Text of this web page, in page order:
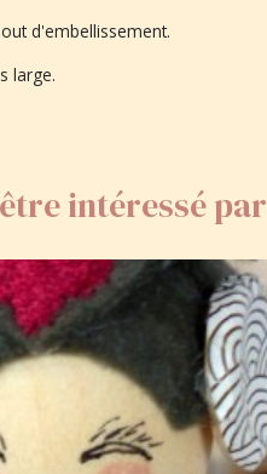
d'embellissement.
large.
intéressé par